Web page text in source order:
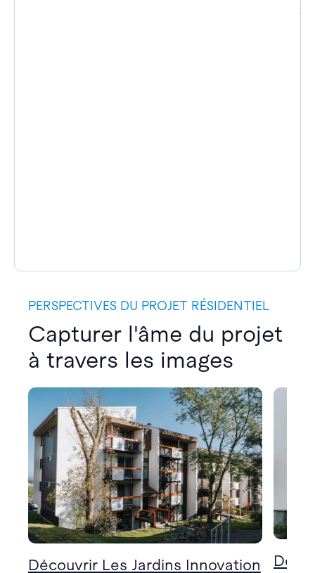
PERSPECTIVES DU PROJET RÉSIDENTIEL
Capturer l'âme du projet
à travers les images
Découvrir Les Jardins Innovation